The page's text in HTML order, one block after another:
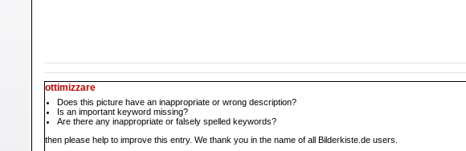
ottimizzare
Does this picture have an inappropriate or wrong description?
Is an important keyword missing?
Are there any inappropriate or falsely spelled keywords?
then please help to improve this entry. We thank you in the name of all Bilderkiste.de users.